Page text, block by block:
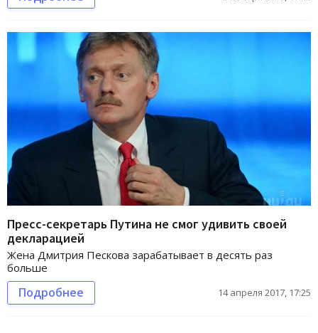
Пресс-секретарь Путина не смог удивить своей
декларацией
Жена Дмитрия Пескова зарабатывает в десять раз
больше
Подробнее 14 апреля 2017, 17:25